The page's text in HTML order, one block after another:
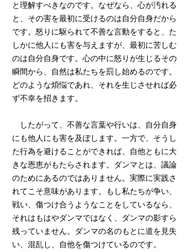
と理解すべきなのです。なぜなら、心が汚れる
と、その害を最初に受けるのは自分自身だから
です。怒りに駆られて不善な言動をすると、た
しかに他人にも害を与えますが、最初に苦しむ
のは自分自身です。心の中に怒りが生じるその
瞬間から、自然は私たちを罰し始めるのです。
どのような煩悩であれ、それを生じさせれば必
ず不幸を招きます。
したがって、不善な言葉や行いは、自分自身
にも他人にも害を及ぼします。一方で、そうし
た行為を避けることができれば、自他ともに大
きな恩恵がもたらされます。ダンマとは、議論
のためにあるのではありません。実際に実践さ
れてこそ意味があります。もし私たちが争い、
戦い、傷つけ合うようなことをしているなら、
それはもはやダンマではなく、ダンマの影すら
残っていません。ダンマの名のもとに道を見失
い、混乱し、自他を傷つけているのです。